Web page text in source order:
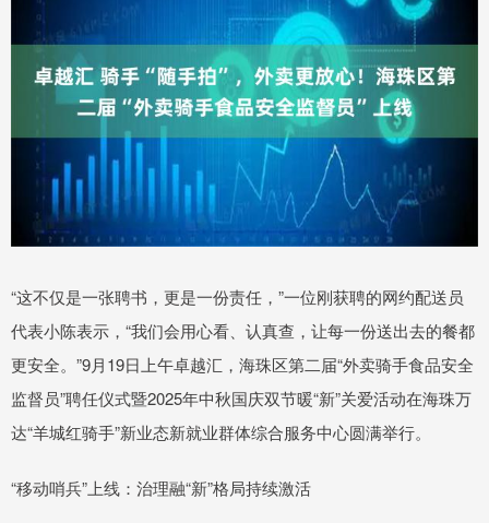
“这不仅是一张聘书，更是一份责任，”一位刚获聘的网约配送员
代表小陈表示，“我们会用心看、认真查，让每一份送出去的餐都
更安全。”9月19日上午卓越汇，海珠区第二届“外卖骑手食品安全
监督员”聘任仪式暨2025年中秋国庆双节暖“新”关爱活动在海珠万
达“羊城红骑手”新业态新就业群体综合服务中心圆满举行。
“移动哨兵”上线：治理融“新”格局持续激活